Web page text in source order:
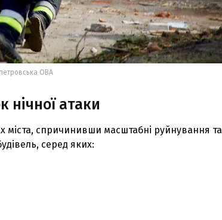
ОВА
атаки
міста, спричинивши масштабні руйнування та
серед яких: